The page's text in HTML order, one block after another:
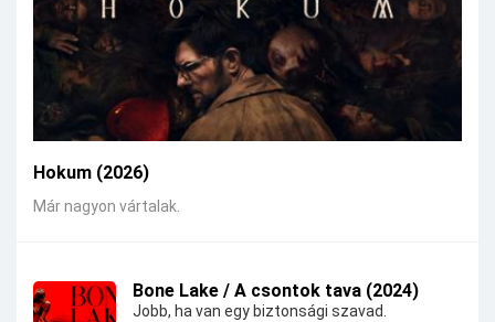
Hokum (2026)
Már nagyon vártalak.
Bone Lake / A csontok tava (2024)
Jobb, ha van egy biztonsági szavad.